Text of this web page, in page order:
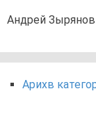
Андрей Зырянов
Арихв